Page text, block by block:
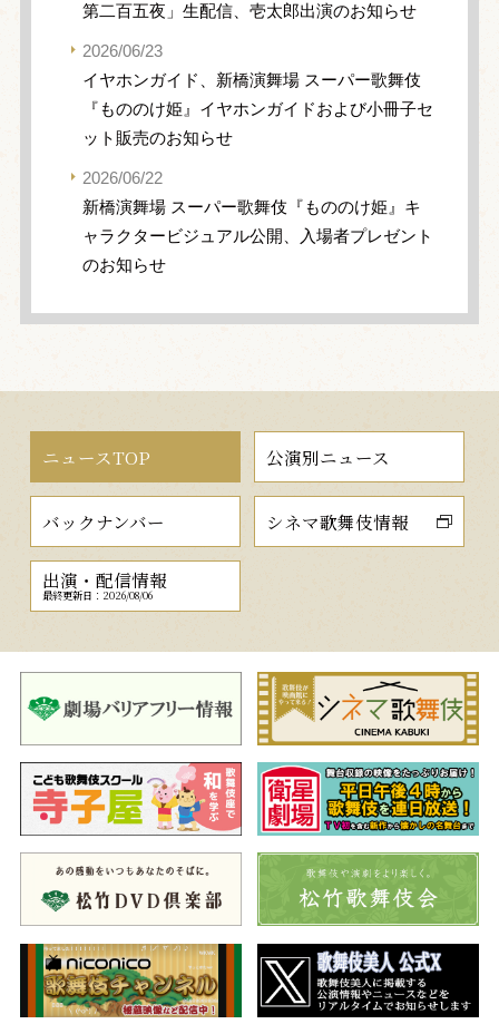
第二百五夜」生配信、壱太郎出演のお知らせ
2026/06/23
イヤホンガイド、新橋演舞場 スーパー歌舞伎
『もののけ姫』イヤホンガイドおよび小冊子セ
ット販売のお知らせ
2026/06/22
新橋演舞場 スーパー歌舞伎『もののけ姫』キ
ャラクタービジュアル公開、入場者プレゼント
のお知らせ
ニュースTOP 公演別ニュース
バックナンバー シネマ歌舞伎情報
出演・配信情報
最終更新日：2026/08/06